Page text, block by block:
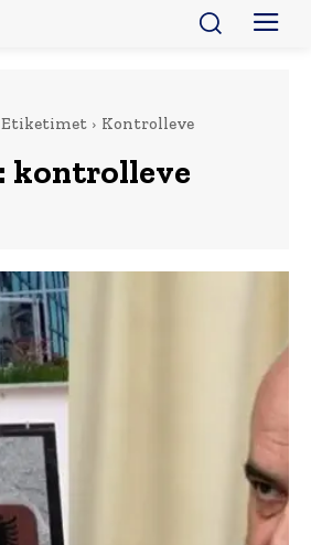
Etiketimet Kontrolleve
kontrolleve